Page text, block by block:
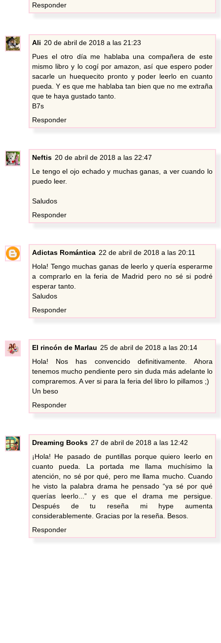
Responder
Ali 20 de abril de 2018 a las 21:23
Pues el otro día me hablaba una compañera de este
mismo libro y lo cogí por amazon, así que espero poder
sacarle un huequecito pronto y poder leerlo en cuanto
pueda. Y es que me hablaba tan bien que no me extraña
que te haya gustado tanto.
B7s
Responder
Neftis 20 de abril de 2018 a las 22:47
Le tengo el ojo echado y muchas ganas, a ver cuando lo
puedo leer.
Saludos
Responder
Adictas Romántica 22 de abril de 2018 a las 20:11
Hola! Tengo muchas ganas de leerlo y quería esperarme
a comprarlo en la feria de Madrid pero no sé si podré
esperar tanto.
Saludos
Responder
El rincón de Marlau 25 de abril de 2018 a las 20:14
Hola! Nos has convencido definitivamente. Ahora
tenemos mucho pendiente pero sin duda más adelante lo
compraremos. A ver si para la feria del libro lo pillamos ;)
Un beso
Responder
Dreaming Books 27 de abril de 2018 a las 12:42
¡Hola! He pasado de puntillas porque quiero leerlo en
cuanto pueda. La portada me llama muchísimo la
atención, no sé por qué, pero me llama mucho. Cuando
he visto la palabra drama he pensado “ya sé por qué
querías leerlo...” y es que el drama me persigue.
Después de tu reseña mi hype aumenta
considerablemente. Gracias por la reseña. Besos.
Responder